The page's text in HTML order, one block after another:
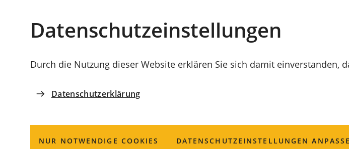
Datenschutz­einstellungen
Durch die Nutzung dieser Website erklären Sie sich damit einverstanden,
Datenschutzerklärung
NUR NOTWENDIGE COOKIES DATENSCHUTZ­EINSTELLUNGEN
Coburg
BAUSTELLEN
Sändleinweg